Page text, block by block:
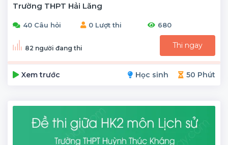
Trường THPT Hải Lăng
40 Câu hỏi 0 Lượt thi 680
82 người đang thi Thi ngay
Xem trước Học sinh 50 Phút